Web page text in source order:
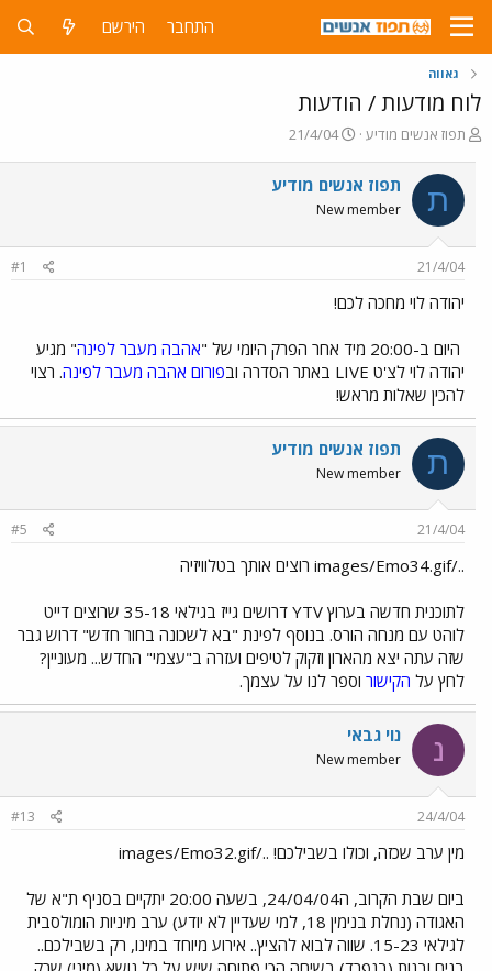
התחבר הירשם
גאווה
לוח מודעות / הודעות
פ
ח
ה
ו
ש
תפוז אנשים מודיע
פ
ס
ם
ת
י
21/4/04
ת תפוז אנשים מודיע
New member
21/4/04
#1
יהודה לוי מחכה לכם!
היום ב-20:00 מיד אחר הפרק היומי של " אהבה מעבר לפינה" מגיע
יהודה לוי לצ'ט LIVE באתר הסדרה וב
פורום אהבה מעבר לפינה. רצוי
להכין שאלות מראש!
ת תפוז אנשים מודיע
New member
21/4/04
#5
../images/Emo34.gif רוצים אותך בטלוויזיה
לתוכנית חדשה בערוץ YTV דרושים גייז בגילאי 35-18 שרוצים דייט
לוהט עם מנחה הורס. בנוסף לפינת "בא לשכונה בחור חדש" דרוש גבר
שזה עתה יצא מהארון וזקוק לטיפים ועזרה ב"עצמי" החדש... מעוניין?
לחץ על הקישור וספר לנו על עצמך.
נ נוי גבאי
New member
24/4/04
#13
מין ערב שכזה, וכולו בשבילכם! ../images/Emo32.gif
ביום שבת הקרוב, ה24/04/04, בשעה 20:00 יתקיים בסניף ת"א של
האגודה (נחלת בנימין 18, למי שעדיין לא יודע) ערב מיניות הומולסבית
לגילאי 15-23. שווה לבוא להציץ.. אירוע מיוחד במינו, רק בשבילכם..